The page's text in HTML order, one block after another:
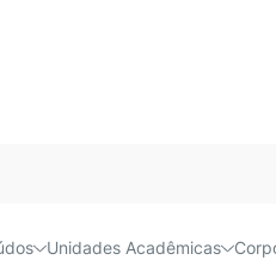
Unidades Acadêmicas
com a